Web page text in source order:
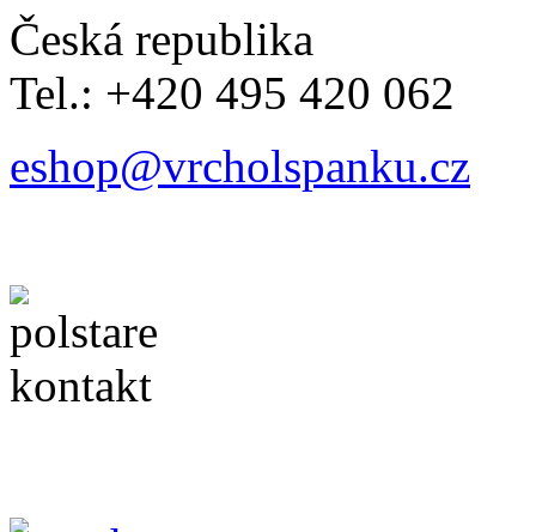
Česká republika
Tel.: +420 495 420 062
eshop@vrcholspanku.cz